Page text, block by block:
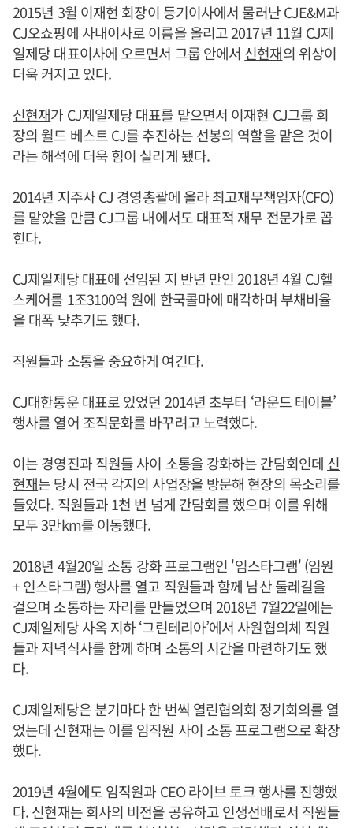
2015년 3월 이재현 회장이 등기이사에서 물러난 CJE&M과
CJ오쇼핑에 사내이사로 이름을 올리고 2017년 11월 CJ제
일제당 대표이사에 오르면서 그룹 안에서 신현재의 위상이
더욱 커지고 있다.
신현재가 CJ제일제당 대표를 맡으면서 이재현 CJ그룹 회
장의 월드 베스트 CJ를 추진하는 선봉의 역할을 맡은 것이
라는 해석에 더욱 힘이 실리게 됐다.
2014년 지주사 CJ 경영총괄에 올라 최고재무책임자(CFO)
를 맡았을 만큼 CJ그룹 내에서도 대표적 재무 전문가로 꼽
힌다.
CJ제일제당 대표에 선임된 지 반년 만인 2018년 4월 CJ헬
스케어를 1조3100억 원에 한국콜마에 매각하며 부채비율
을 대폭 낮추기도 했다.
직원들과 소통을 중요하게 여긴다.
CJ대한통운 대표로 있었던 2014년 초부터 ‘라운드 테이블’
행사를 열어 조직문화를 바꾸려고 노력했다.
이는 경영진과 직원들 사이 소통을 강화하는 간담회인데 신
현재는 당시 전국 각지의 사업장을 방문해 현장의 목소리를
들었다. 직원들과 1천 번 넘게 간담회를 했으며 이를 위해
모두 3만km를 이동했다.
2018년 4월20일 소통 강화 프로그램인 '임스타그램' (임원
+ 인스타그램) 행사를 열고 직원들과 함께 남산 둘레길을
걸으며 소통하는 자리를 만들었으며 2018년 7월22일에는
CJ제일제당 사옥 지하 ‘그린테리아’에서 사원협의체 직원
들과 저녁식사를 함께 하며 소통의 시간을 마련하기도 했
다.
CJ제일제당은 분기마다 한 번씩 열린협의회 정기회의를 열
었는데 신현재는 이를 임직원 사이 소통 프로그램으로 확장
했다.
2019년 4월에도 임직원과 CEO 라이브 토크 행사를 진행했
다.신현재는 회사의 비전을 공유하고 인생선배로서 직원들